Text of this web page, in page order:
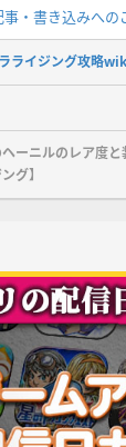
事・書き込みへの
ライジング攻略
ーニルのレア度
グ】